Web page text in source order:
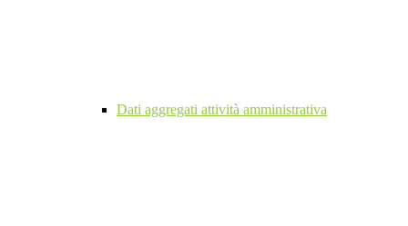
Dati aggregati attività amministrativa